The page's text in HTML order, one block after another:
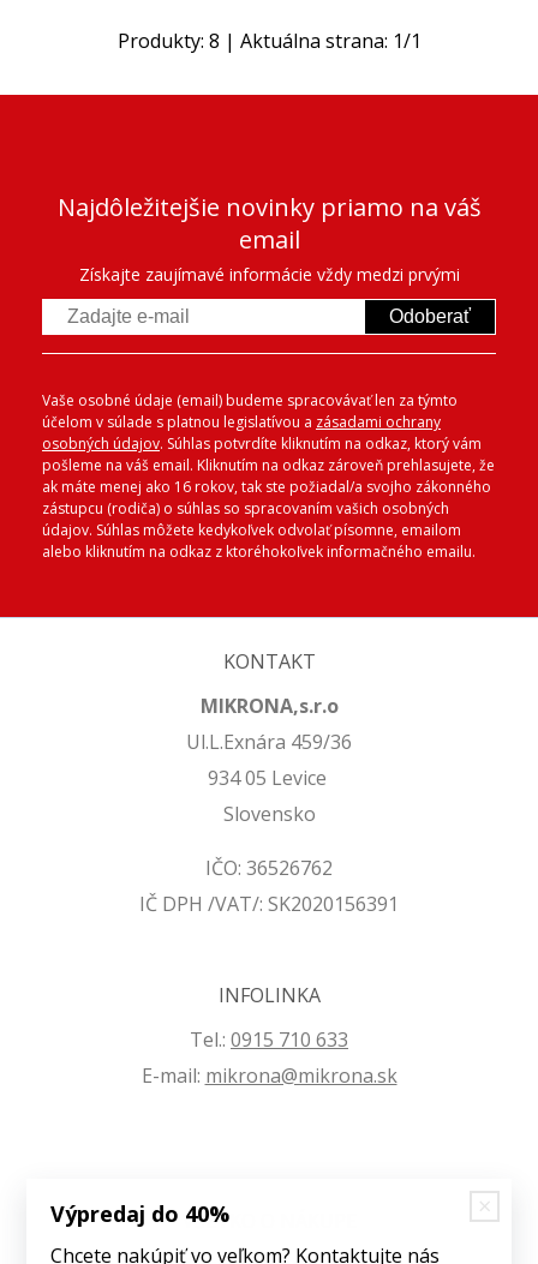
Produkty: 8 | Aktuálna strana: 1/1
Najdôležitejšie novinky priamo na váš
email
Získajte zaujímavé informácie vždy medzi prvými
Odoberať
Vaše osobné údaje (email) budeme spracovávať len za týmto
účelom v súlade s platnou legislatívou a zásadami ochrany
osobných údajov. Súhlas potvrdíte kliknutím na odkaz, ktorý vám
pošleme na váš email. Kliknutím na odkaz zároveň prehlasujete, že
ak máte menej ako 16 rokov, tak ste požiadal/a svojho zákonného
zástupcu (rodiča) o súhlas so spracovaním vašich osobných
údajov. Súhlas môžete kedykoľvek odvolať písomne, emailom
alebo kliknutím na odkaz z ktoréhokoľvek informačného emailu.
KONTAKT
MIKRONA,s.r.o
Ul.L.Exnára 459/36
934 05 Levice
Slovensko
IČO: 36526762
IČ DPH /VAT/: SK2020156391
INFOLINKA
Tel.: 0915 710 633
E-mail: mikrona@mikrona.sk
VŠETKO O NÁKUPE
Výpredaj do 40%
Chcete nakúpiť vo veľkom? Kontaktujte nás